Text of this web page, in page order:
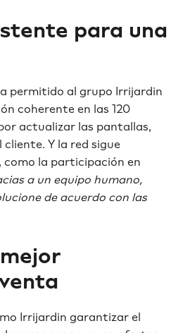
para una
permitido al grupo Irrijardin
coherente en las 120
actualizar las pantallas,
Y la red sigue
como la participación en
a un equipo humano,
de acuerdo con las
Irrijardin garantizar el